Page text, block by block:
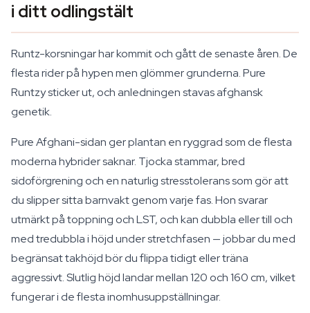
i ditt odlingstält
Runtz-korsningar har kommit och gått de senaste åren. De
flesta rider på hypen men glömmer grunderna. Pure
Runtzy sticker ut, och anledningen stavas afghansk
genetik.
Pure Afghani-sidan ger plantan en ryggrad som de flesta
moderna hybrider saknar. Tjocka stammar, bred
sidoförgrening och en naturlig stresstolerans som gör att
du slipper sitta barnvakt genom varje fas. Hon svarar
utmärkt på toppning och LST, och kan dubbla eller till och
med tredubbla i höjd under stretchfasen — jobbar du med
begränsat takhöjd bör du flippa tidigt eller träna
aggressivt. Slutlig höjd landar mellan 120 och 160 cm, vilket
fungerar i de flesta inomhusuppställningar.